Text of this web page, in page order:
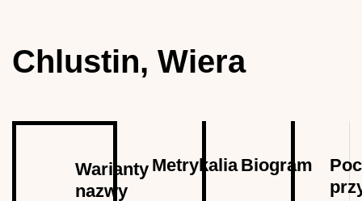
Chlustin, Wiera
Warianty
nazwy
MetrykaliaBiogram